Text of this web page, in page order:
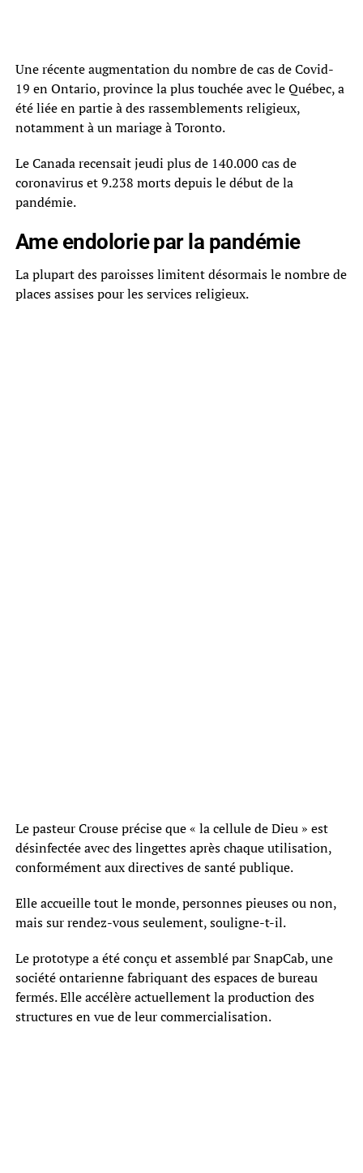
Une récente augmentation du nombre de cas de Covid-
19 en Ontario, province la plus touchée avec le Québec, a
été liée en partie à des rassemblements religieux,
notamment à un mariage à Toronto.
Le Canada recensait jeudi plus de 140.000 cas de
coronavirus et 9.238 morts depuis le début de la
pandémie.
Ame endolorie par la pandémie
La plupart des paroisses limitent désormais le nombre de
places assises pour les services religieux.
Le pasteur Crouse précise que « la cellule de Dieu » est
désinfectée avec des lingettes après chaque utilisation,
conformément aux directives de santé publique.
Elle accueille tout le monde, personnes pieuses ou non,
mais sur rendez-vous seulement, souligne-t-il.
Le prototype a été conçu et assemblé par SnapCab, une
société ontarienne fabriquant des espaces de bureau
fermés. Elle accélère actuellement la production des
structures en vue de leur commercialisation.